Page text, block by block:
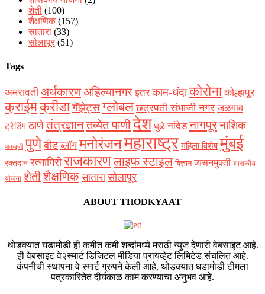
शेती (100)
शैक्षणिक (157)
सातारा (33)
सोलापूर (51)
Tags
अमरावती अर्थकारणअहिल्यानगर इतर काम-धंदाकोरोना कोल्हापूर
क्राईमक्रीडागॅझेट्सग्लोबल छत्रपती संभाजी नगर जळगाव
ट्रेडिंग ठाणेतंत्रज्ञानतब्येत पाणीदेश धुळे नांदेड नागपूरनाशिक
पाककृती पुणे बीड ब्लॉग मनोरंजनमहाराष्ट्र महिला विशेष मुंबई
रक्‍तदान रत्नागिरी राजकारणलाइफ स्टाइल विज्ञान व्यसनमुक्ती शासकीय
योजना शेतीशैक्षणिक सातारा सोलापूर
ABOUT THODKYAAT
थोडक्यात घडामोडी ही कमीत कमी शब्दांमध्ये मराठी न्युज देणारी वेबसाइट आहे.
ही वेबसाइट वे२स्मार्ट डिजिटल मीडिया प्रायव्हेट लिमिटेड संचलित आहे.
कंपनीची स्थापना वे स्मार्ट ग्रुपने केली आहे, थोडक्यात घडामोडी टीमला
पत्रकारितेत दीर्घकाळ काम करण्याचा अनुभव आहे.